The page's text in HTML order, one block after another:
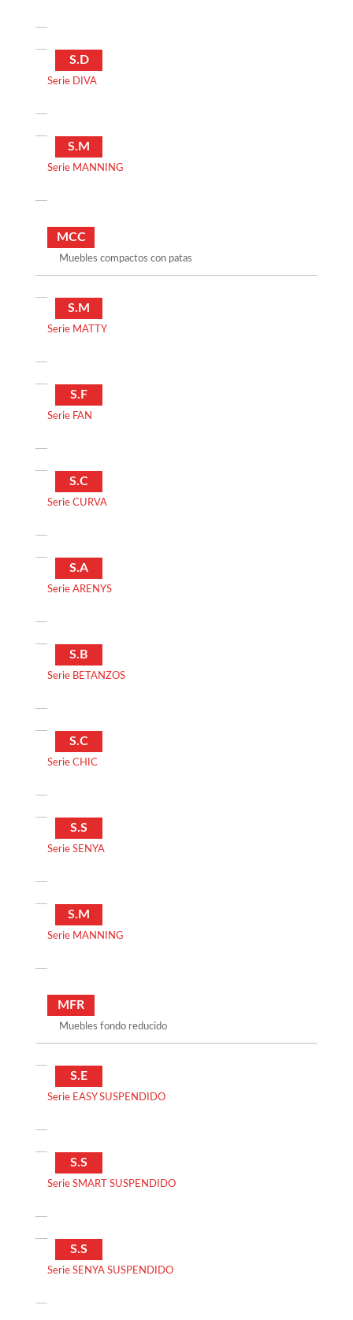
S.D
Serie DIVA
S.M
Serie MANNING
MCC
Muebles compactos con patas
S.M
Serie MATTY
S.F
Serie FAN
S.C
Serie CURVA
S.A
Serie ARENYS
S.B
Serie BETANZOS
S.C
Serie CHIC
S.S
Serie SENYA
S.M
Serie MANNING
MFR
Muebles fondo reducido
S.E
Serie EASY SUSPENDIDO
S.S
Serie SMART SUSPENDIDO
S.S
Serie SENYA SUSPENDIDO